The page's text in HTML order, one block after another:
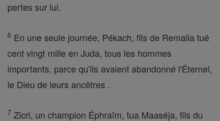
pertes sur lui.
6 En une seule journée, Pékach, fils de Remalia tué
cent vingt mille en Juda, tous les hommes
importants, parce qu'ils avaient abandonné l'Éternel,
le Dieu de leurs ancêtres .
7 Zicri, un champion Éphraïm, tua Maaséja, fils du